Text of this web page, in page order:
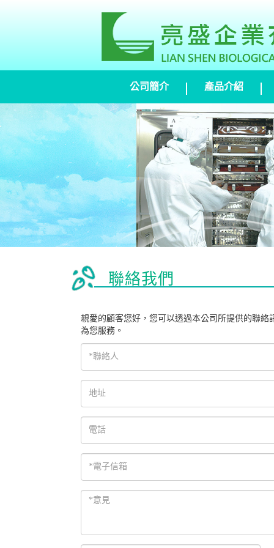
公司簡介 產品介紹
聯絡我們
親愛的顧客您好，您可以透過本公司所提供的聯
為您服務。